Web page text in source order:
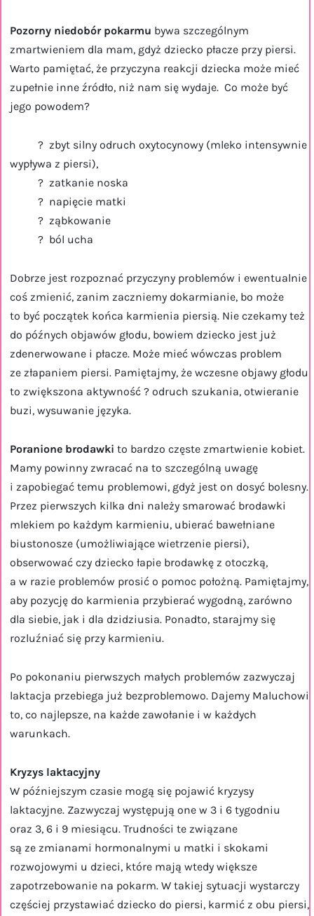
Pozorny niedobór pokarmu bywa szczególnym
zmartwieniem dla mam, gdyż dziecko płacze przy piersi.
Warto pamiętać, że przyczyna reakcji dziecka może mieć
zupełnie inne źródło, niż nam się wydaje. Co może być
jego powodem?
? zbyt silny odruch oxytocynowy (mleko intensywnie
wypływa z piersi),
? zatkanie noska
? napięcie matki
? ząbkowanie
? ból ucha
Dobrze jest rozpoznać przyczyny problemów i ewentualnie
coś zmienić, zanim zaczniemy dokarmianie, bo może
to być początek końca karmienia piersią. Nie czekamy też
do późnych objawów głodu, bowiem dziecko jest już
zdenerwowane i płacze. Może mieć wówczas problem
ze złapaniem piersi. Pamiętajmy, że wczesne objawy głodu
to zwiększona aktywność ? odruch szukania, otwieranie
buzi, wysuwanie języka.
Poranione brodawki to bardzo częste zmartwienie kobiet.
Mamy powinny zwracać na to szczególną uwagę
i zapobiegać temu problemowi, gdyż jest on dosyć bolesny.
Przez pierwszych kilka dni należy smarować brodawki
mlekiem po każdym karmieniu, ubierać bawełniane
biustonosze (umożliwiające wietrzenie piersi),
obserwować czy dziecko łapie brodawkę z otoczką,
a w razie problemów prosić o pomoc położną. Pamiętajmy,
aby pozycję do karmienia przybierać wygodną, zarówno
dla siebie, jak i dla dzidziusia. Ponadto, starajmy się
rozluźniać się przy karmieniu.
Po pokonaniu pierwszych małych problemów zazwyczaj
laktacja przebiega już bezproblemowo. Dajemy Maluchowi
to, co najlepsze, na każde zawołanie i w każdych
warunkach.
Kryzys laktacyjny
W późniejszym czasie mogą się pojawić kryzysy
laktacyjne. Zazwyczaj występują one w 3 i 6 tygodniu
oraz 3, 6 i 9 miesiącu. Trudności te związane
są ze zmianami hormonalnymi u matki i skokami
rozwojowymi u dzieci, które mają wtedy większe
zapotrzebowanie na pokarm. W takiej sytuacji wystarczy
częściej przystawiać dziecko do piersi, karmić z obu piersi,